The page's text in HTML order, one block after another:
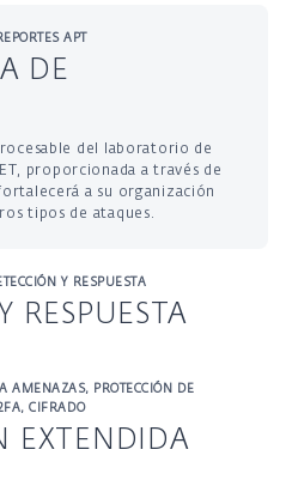
APT
DE
del laboratorio de
proporcionada a través de
a su organización
tipos de ataques.
Y RESPUESTA
RESPUESTA
de su entorno de TI a
más completas de
AMENAZAS, PROTECCIÓN DE
CIFRADO
EXTENDIDA